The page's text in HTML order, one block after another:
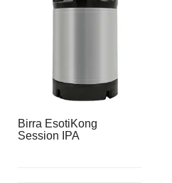
Birra EsotiKong
Session IPA